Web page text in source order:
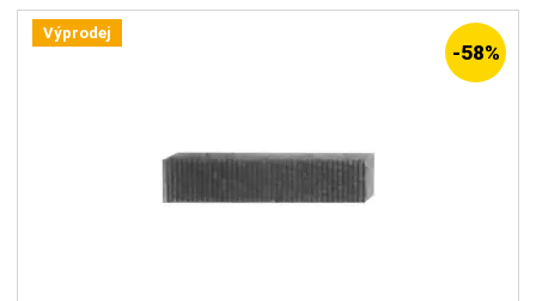
Výprodej
-58%